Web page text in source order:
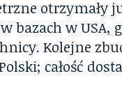
otrzymały
bazach w
Kolejne
całość